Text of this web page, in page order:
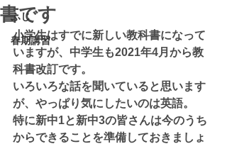
ふじ
春期講習
書です
小学生はすでに新しい教科書になって
いますが、中学生も2021年4月から教
科書改訂です。
いろいろな話を聞いていると思います
が、やっぱり気にしたいのは英語。
特に新中1と新中3の皆さんは今のうち
からできることを準備しておきましょ